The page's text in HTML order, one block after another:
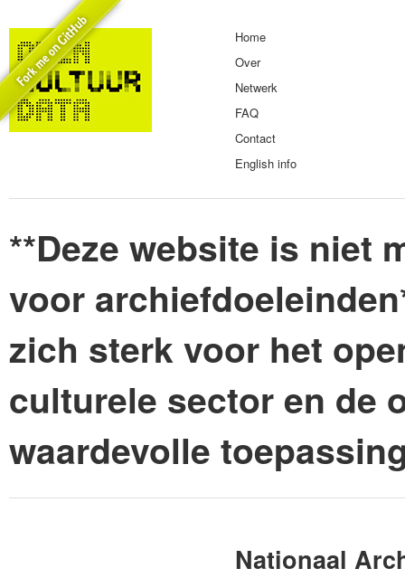
Home
Over
Netwerk
FAQ
Contact
English info
**Deze website is niet
voor
zich sterk voor het
culturele sector en de
waardevolle
Nationaal